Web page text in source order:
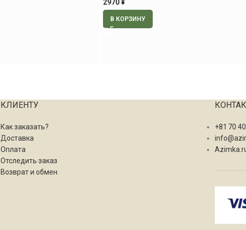
2970¥
В КОРЗИНУ
КЛИЕНТУ
Как заказать?
Доставка
Оплата
Отследить заказ
Возврат и обмен
+81 70